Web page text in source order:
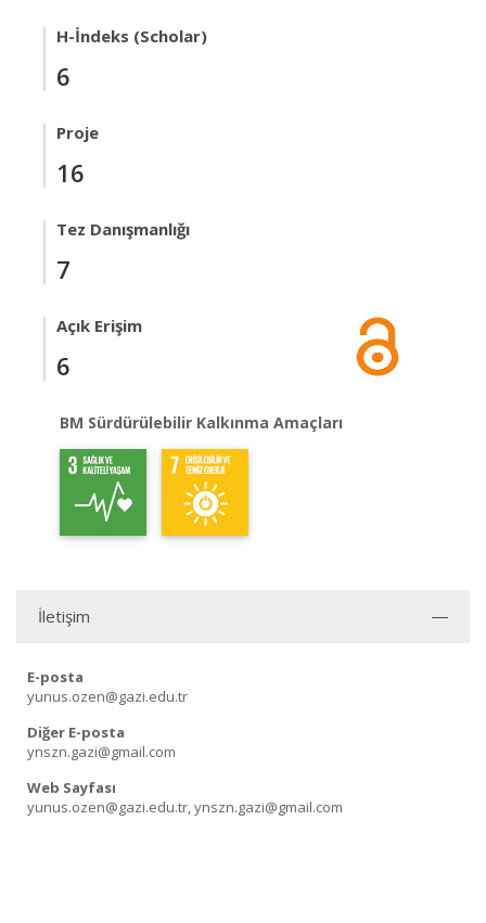
H-İndeks (Scholar)
6
Proje
16
Tez Danışmanlığı
7
Açık Erişim
6
BM Sürdürülebilir Kalkınma Amaçları
İletişim
E-posta
yunus.ozen@gazi.edu.tr
Diğer E-posta
ynszn.gazi@gmail.com
Web Sayfası
yunus.ozen@gazi.edu.tr, ynszn.gazi@gmail.com